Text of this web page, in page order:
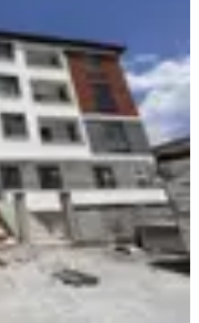
Mah.
19.07.2026